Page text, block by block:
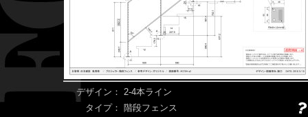
デザイン： 2-4本ライン
タイプ：
階段フェンス